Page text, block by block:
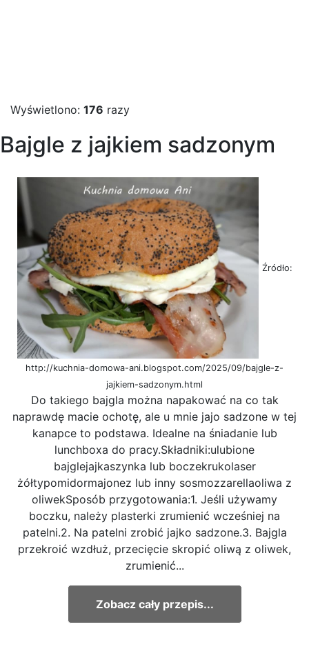
Wyświetlono: 176 razy
Bajgle z jajkiem sadzonym
Źródło:
http://kuchnia-domowa-ani.blogspot.com/2025/09/bajgle-z-
jajkiem-sadzonym.html
Do takiego bajgla można napakować na co tak
naprawdę macie ochotę, ale u mnie jajo sadzone w tej
kanapce to podstawa. Idealne na śniadanie lub
lunchboxa do pracy.Składniki:ulubione
bajglejajkaszynka lub boczekrukolaser
żółtypomidormajonez lub inny sosmozzarellaoliwa z
oliwekSposób przygotowania:1. Jeśli używamy
boczku, należy plasterki zrumienić wcześniej na
patelni.2. Na patelni zrobić jajko sadzone.3. Bajgla
przekroić wzdłuż, przecięcie skropić oliwą z oliwek,
zrumienić...
Zobacz cały przepis...